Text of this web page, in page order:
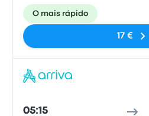
O mais rápido
17 €
05:15